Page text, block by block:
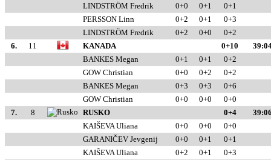
LINDSTRÖM Fredrik
0+0 0+1
0+1
PERSSON Linn
0+2 0+1
0+3
LINDSTRÖM Fredrik
0+2 0+0
0+2
6.
11 KANADA 0+10
BANKES Megan
0+1 0+1
0+2
GOW Christian
0+0 0+2
0+2
BANKES Megan
0+3 0+3
0+6
GOW Christian
0+0 0+0
0+0
7.
8 RUSKO 0+4
KAIŠEVA Uliana
0+0 0+0
0+0
GARANIČEV Jevgenij
0+0 0+1
0+1
KAIŠEVA Uliana
0+2 0+1
0+3